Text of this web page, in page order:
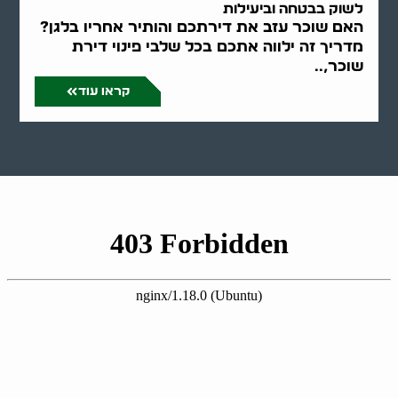
לשוק בבטחה וביעילות
האם שוכר עזב את דירתכם והותיר אחריו בלגן?
מדריך זה ילווה אתכם בכל שלבי פינוי דירת
שוכר,..
קראו עוד